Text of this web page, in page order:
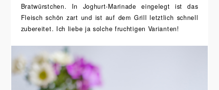
Bratwürstchen. In Joghurt-Marinade eingelegt ist das
Fleisch schön zart und ist auf dem Grill letztlich schnell
zubereitet. Ich liebe ja solche fruchtigen Varianten!